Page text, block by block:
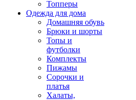
Топперы
Одежда для дома
Домашняя обувь
Брюки и шорты
Топы и
футболки
Комплекты
Пижамы
Сорочки и
платья
Халаты,